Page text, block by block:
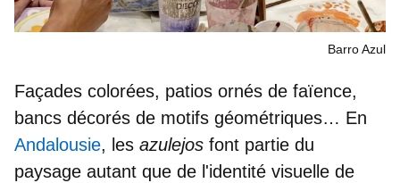
Barro Azul
Façades colorées, patios ornés de faïence,
bancs décorés de motifs géométriques… En
Andalousie, les azulejos font partie du
paysage autant que de l'identité visuelle de